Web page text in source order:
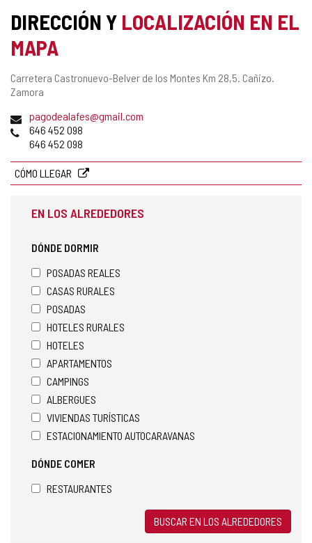
DIRECCIÓN Y LOCALIZACIÓN EN EL
MAPA
Dirección
postal
Carretera Castronuevo-Belver de los Montes Km 28,5. Cañizo.
Zamora
Dirección
de
correo
pagodealafes@gmail.com
e
c
l
i
Teléfonos
646 452 098
646 452 098
CÓMO LLEGAR
EN LOS ALREDEDORES
DÓNDE DORMIR
POSADAS REALES
CASAS RURALES
POSADAS
HOTELES RURALES
HOTELES
APARTAMENTOS
CAMPINGS
ALBERGUES
VIVIENDAS TURÍSTICAS
ESTACIONAMIENTO AUTOCARAVANAS
DÓNDE COMER
RESTAURANTES
BUSCAR EN LOS ALREDEDORES